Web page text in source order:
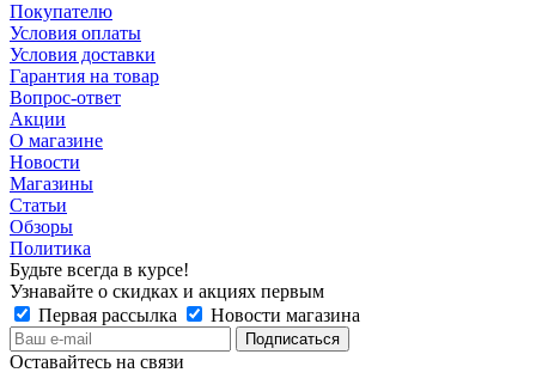
Покупателю
Условия оплаты
Условия доставки
Гарантия на товар
Вопрос-ответ
Акции
О магазине
Новости
Магазины
Статьи
Обзоры
Политика
Будьте всегда в курсе!
Узнавайте о скидках и акциях первым
Первая рассылка
Новости магазина
Оставайтесь на связи